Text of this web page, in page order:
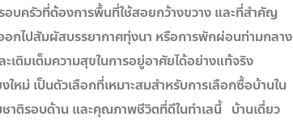
อบครัวที่ต้องการพื้นที่ใช้สอยกว้างขวาง และที่สำคัญ
อกไปสัมผัสบรรยากาศทุ่งนา หรือการพักผ่อนท่ามกลาง
เติมเต็มความสุขในการอยู่อาศัยได้อย่างแท้จริง
หม่ เป็นตัวเลือกที่เหมาะสมสำหรับการเลือกซื้อบ้านใน
าติรอบด้าน และคุณภาพชีวิตที่ดีในทำเลนี้ บ้านเดี่ยว